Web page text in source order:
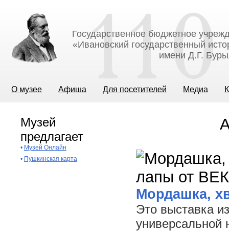
Государственное бюджетное
«Ивановский государственный
имени Д.Г.
О музее Афиша Для посетителей Медиа
Музей
предлагает
• Музей Онлайн
• Пушкинская карта
Мордашка,
Это выставка
универсальной